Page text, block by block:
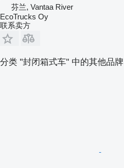
芬兰, Vantaa River
EcoTrucks Oy
联系卖方
分类 "封闭箱式车" 中的其他品牌